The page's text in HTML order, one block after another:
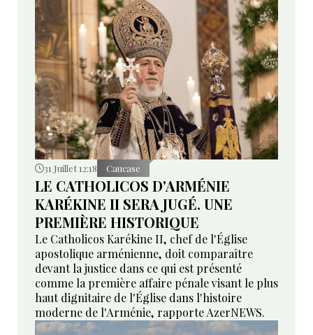
31 Juillet 12:18 Caucase
LE CATHOLICOS D'ARMÉNIE
KARÉKINE II SERA JUGÉ. UNE
PREMIÈRE HISTORIQUE
Le Catholicos Karékine II, chef de l'Église
apostolique arménienne, doit comparaître
devant la justice dans ce qui est présenté
comme la première affaire pénale visant le plus
haut dignitaire de l'Église dans l'histoire
moderne de l'Arménie, rapporte AzerNEWS.